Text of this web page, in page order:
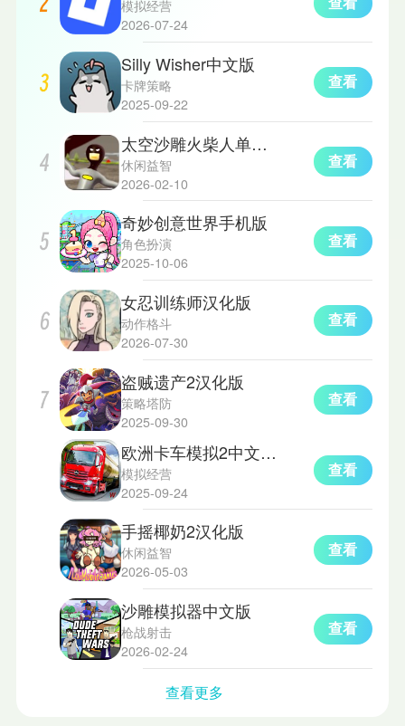
模拟经营
2026-07-24
Silly Wisher中文版
卡牌策略
2025-09-22
查看
太空沙雕火柴人单机版
休闲益智
2026-02-10
查看
奇妙创意世界手机版
角色扮演
2025-10-06
查看
女忍训练师汉化版
动作格斗
2026-07-30
查看
盗贼遗产2汉化版
策略塔防
2025-09-30
查看
欧洲卡车模拟2中文版联机版
模拟经营
2025-09-24
查看
手摇椰奶2汉化版
休闲益智
2026-05-03
查看
沙雕模拟器中文版
枪战射击
2026-02-24
查看
查看更多